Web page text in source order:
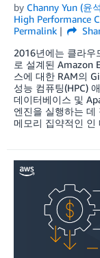
by Channy Yun (윤
High Performance
Permalink
2016년에는 클라우
로 설계된 Amazon
스에 대한 RAM의
성능 컴퓨팅(HPC)
데이터베이스 및
엔진을 실행하는 데
메모리 집약적인